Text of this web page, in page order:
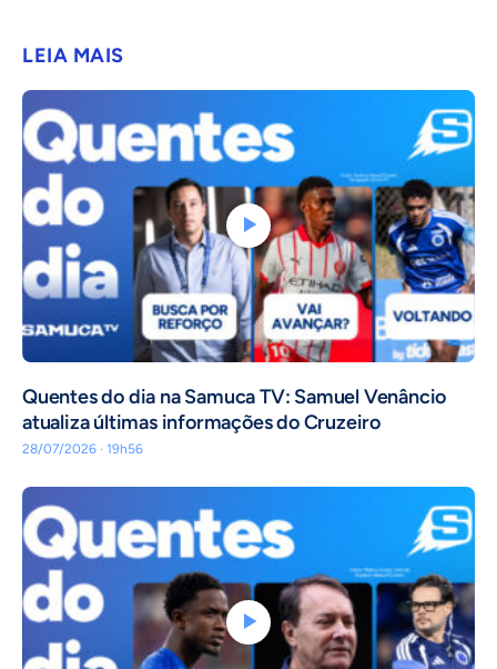
LEIA MAIS
Quentes do dia na Samuca TV: Samuel Venâncio
atualiza últimas informações do Cruzeiro
28/07/2026 · 19h56